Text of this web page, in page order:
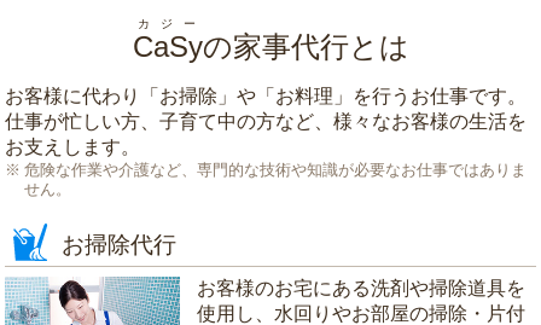
CaSy
カジー
の家事代行とは
お客様に代わり「 お掃除 」や「 お料理 」を行うお仕事です。
仕事が忙しい方、子育て中の方など、様々なお客様の生活を
お支えします。
危険な作業や介護など、専門的な技術や知識が必要なお仕事ではありま
せん。
お掃除代行
お客様のお宅にある洗剤や掃除道具を
使用し、水回りやお部屋の掃除・片付